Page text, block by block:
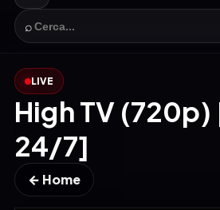
⌕
LIVE
High TV
24/7]
← Home